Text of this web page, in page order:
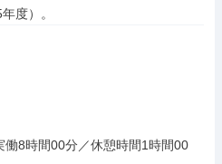
度）。
働8時間00分／休憩時間1時間00